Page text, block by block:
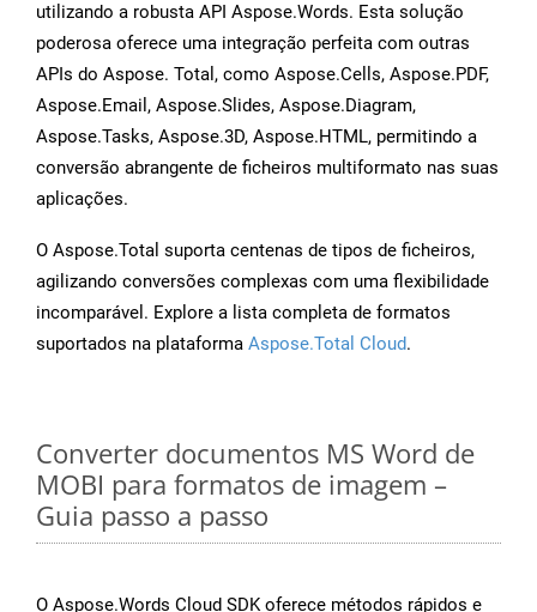
utilizando a robusta API Aspose.Words. Esta solução
poderosa oferece uma integração perfeita com outras
APIs do Aspose. Total, como Aspose.Cells, Aspose.PDF,
Aspose.Email, Aspose.Slides, Aspose.Diagram,
Aspose.Tasks, Aspose.3D, Aspose.HTML, permitindo a
conversão abrangente de ficheiros multiformato nas suas
aplicações.
O Aspose.Total suporta centenas de tipos de ficheiros,
agilizando conversões complexas com uma flexibilidade
incomparável. Explore a lista completa de formatos
suportados na plataforma Aspose.Total Cloud.
Converter documentos MS Word de
MOBI para formatos de imagem –
Guia passo a passo
O Aspose.Words Cloud SDK oferece métodos rápidos e